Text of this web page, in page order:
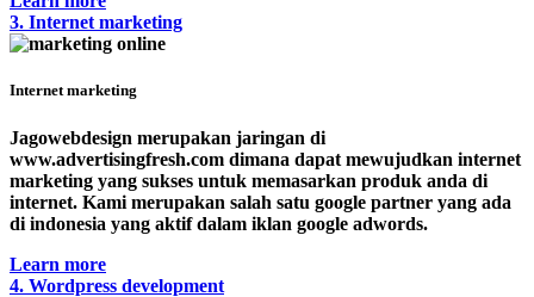
3. Internet marketing
Internet marketing
Jagowebdesign merupakan jaringan di
www.advertisingfresh.com dimana dapat mewujudkan internet
marketing yang sukses untuk memasarkan produk anda di
internet. Kami merupakan salah satu google partner yang ada
di indonesia yang aktif dalam iklan google adwords.
Learn more
4. Wordpress development